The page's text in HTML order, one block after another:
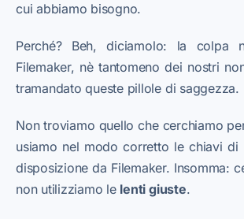
cui abbiamo bisogno.
Perché? Beh, diciamolo: la colpa
Filemaker, nè tantomeno dei nostri
tramandato queste pillole di saggezza.
Non troviamo quello che cerchiamo
usiamo nel modo corretto le chiavi di
disposizione da Filemaker. Insomma:
non utilizziamo le lenti giuste.